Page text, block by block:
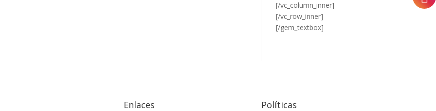
[/vc_column_inner]
[/vc_row_inner]
[/gem_textbox]
Enlaces Políticas